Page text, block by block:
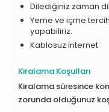
Dilediğiniz zaman
Yeme ve içme
yapabiliriz.
Kablosuz internet
Kiralama Koşulları
Kiralama süresince
zorunda olduğunuz